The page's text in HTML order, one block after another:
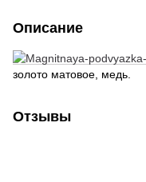
Описание
золото матовое, медь.
Отзывы